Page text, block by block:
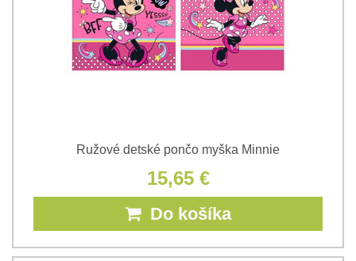
Ružové detské pončo myška Minnie
15,65 €
Do košíka